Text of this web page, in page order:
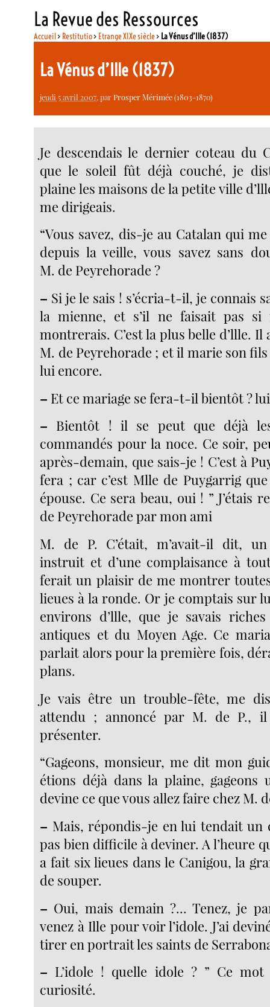
La Revue des Ressources
Accueil> Restitutio> Etrange XIXe siècle> La Vénus d’Ille (1837)
La Vénus d’Ille (1837)
jeudi 5 avril 2007, parProsper Mérimée (1803-1870)
Je descendais le dernier coteau du
que le soleil fût déjà couché, je
plaine les maisons de la petite ville
me dirigeais.
“Vous savez, dis-je au Catalan qui
depuis la veille, vous savez sans
M. de Peyrehorade ?
– Si je le sais ! s’écria-t-il, je connais
la mienne, et s’il ne faisait pas
montrerais. C’est la plus belle d’llle. Il
M. de Peyrehorade ; et il marie son
lui encore.
– Et ce mariage se fera-t-il bientôt ?
– Bientôt ! il se peut que déjà
commandés pour la noce. Ce soir,
après-demain, que sais-je ! C’est à
fera ; car c’est Mlle de Puygarrig
épouse. Ce sera beau, oui ! ” J’étais
de Peyrehorade par mon ami
M. de P. C’était, m’avait-il dit,
instruit et d’une complaisance à
ferait un plaisir de me montrer
lieues à la ronde. Or je comptais sur
environs d’llle, que je savais
antiques et du Moyen Age. Ce
parlait alors pour la première fois,
plans.
Je vais être un trouble-fête, me
attendu ; annoncé par M. de P.,
présenter.
“Gageons, monsieur, me dit mon
étions déjà dans la plaine, gageons
devine ce que vous allez faire chez M.
– Mais, répondis-je en lui tendait un
pas bien difficile à deviner. A l’heure
a fait six lieues dans le Canigou, la
de souper.
– Oui, mais demain ?... Tenez, je
venez à Ille pour voir l’idole. J’ai
tirer en portrait les saints de
– L’idole ! quelle idole ? ” Ce
curiosité.